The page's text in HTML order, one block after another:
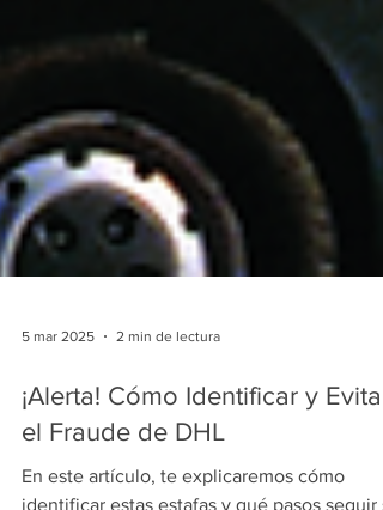
5 mar 2025 2 min de lectura
¡Alerta! Cómo Identificar y Evitar
el Fraude de DHL